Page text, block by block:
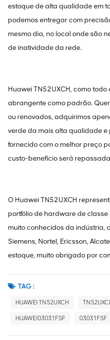
estoque de alta qualidade em
podemos entregar com
mesmo dia, no local onde são
de inatividade da rede.
Huawei TN52UXCH, como
abrangente como padrão.
ou renovados, adquirimos
verde da mais alta qualidade e
fornecido com o melhor preço
custo-benefício será
O Huawei TN52UXCH
portfólio de hardware de
muito conhecidos da indústria,
Siemens, Nortel, Ericsson,
estoque, muito obrigado por
TAG :
HUAWEI TN52UXCH
HUAWEI03031FSF 03031FSF